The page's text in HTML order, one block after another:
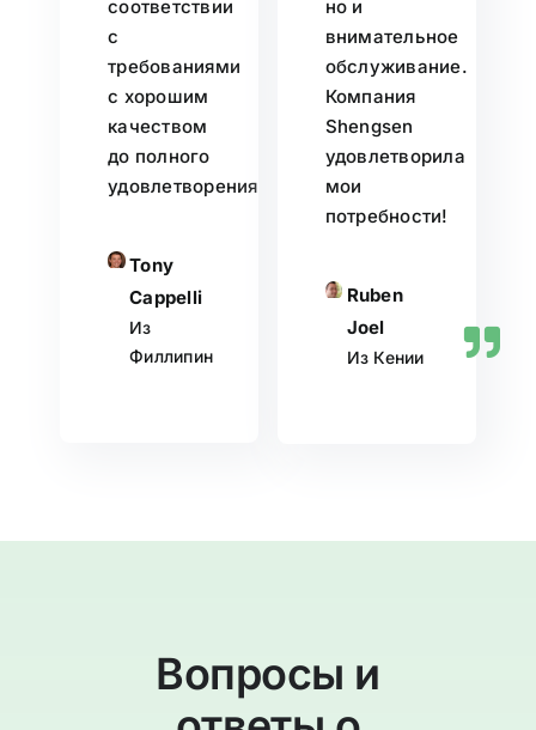
соответствии
с
требованиями
с хорошим
качеством
до полного
удовлетворения.
Tony
Cappelli
Из
Филлипин
но и
внимательное
обслуживание.
Компания
Shengsen
удовлетворила
мои
потребности!
Ruben
Joel
Из Кении
Вопросы и